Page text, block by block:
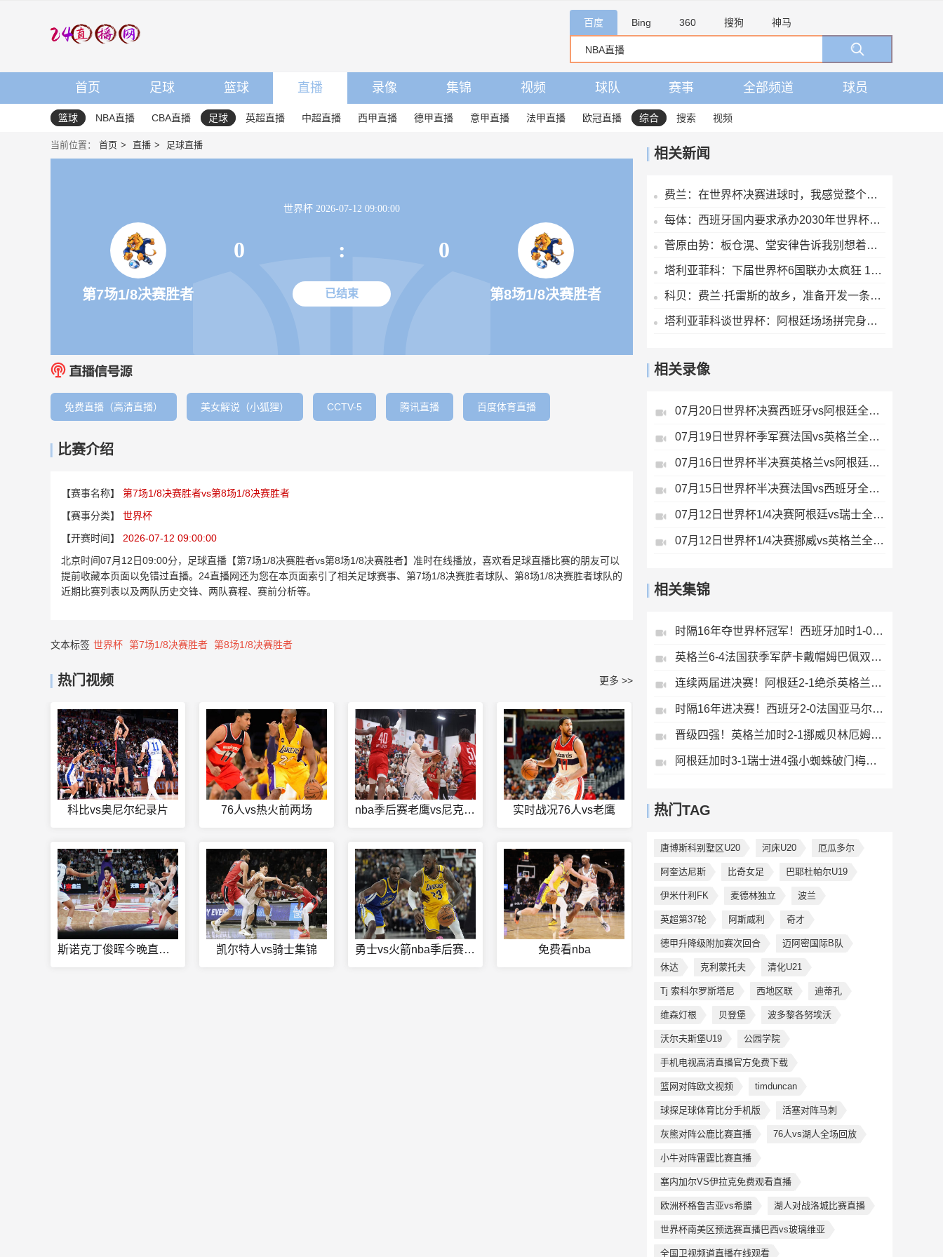
百度 Bing 360 搜狗 神马
首页 足球 篮球 直播 录像 集锦 视频 球队 赛事 全部频道 球员
篮球 NBA直播 CBA直播 足球 英超直播 中超直播 西甲直播 德甲直播 意甲直播 法甲直播 欧冠直播 综合 搜索 视频
当前位置： 首页 直播 足球直播
世界杯 2026-07-12 09:00:00
第7场1/8决赛胜者
0 : 0
已结束 第8场1/8决赛胜者
免费直播（高清直播） 美女解说（小狐狸） CCTV-5 腾讯直播 百度体育直播
比赛介绍
【赛事名称】
第7场1/8决赛胜者vs第8场1/8决赛胜者
【赛事分类】
世界杯
【开赛时间】
2026-07-12 09:00:00
北京时间07月12日09:00分，足球直播【第7场1/8决赛胜者vs第8场1/8决赛胜者】准时在线播放，喜欢看足球直播比赛的朋友可以
提前收藏本页面以免错过直播。24直播网还为您在本页面索引了相关足球赛事、第7场1/8决赛胜者球队、第8场1/8决赛胜者球队的
近期比赛列表以及两队历史交锋、两队赛程、赛前分析等。
文本标签 世界杯 第7场1/8决赛胜者 第8场1/8决赛胜者
热门视频 更多 >>
科比vs奥尼尔纪录片 76人vs热火前两场 nba季后赛老鹰vs尼克斯G2 实时战况76人vs老鹰
斯诺克丁俊晖今晚直播比赛 凯尔特人vs骑士集锦 勇士vs火箭nba季后赛g4 免费看nba
相关新闻
费兰：在世界杯决赛进球时，我感觉整个世界都静止了
每体：西班牙国内要求承办2030年世界杯决赛，等待国际足联会议
菅原由势：板仓滉、堂安律告诉我别想着个人表现，要为球队奔跑
塔利亚菲科：下届世界杯6国联办太疯狂 11/12月踢体能会更充沛
科贝：费兰·托雷斯的故乡，准备开发一条以他为主题的旅游线路
塔利亚菲科谈世界杯：阿根廷场场拼完身心俱疲，决赛场地状况很差
相关录像
07月20日世界杯决赛西班牙vs阿根廷全场录像
07月19日世界杯季军赛法国vs英格兰全场录像
07月16日世界杯半决赛英格兰vs阿根廷全场录像
07月15日世界杯半决赛法国vs西班牙全场录像
07月12日世界杯1/4决赛阿根廷vs瑞士全场录像
07月12日世界杯1/4决赛挪威vs英格兰全场录像
相关集锦
时隔16年夺世界杯冠军！西班牙加时1-0阿根廷费兰制胜恩佐染红
英格兰6-4法国获季军萨卡戴帽姆巴佩双响创纪录奥利塞2助+失良机
连续两届进决赛！阿根廷2-1绝杀英格兰劳塔罗恩佐破门梅西两助攻
时隔16年进决赛！西班牙2-0法国亚马尔造点奥亚萨瓦尔、波罗破门
晋级四强！英格兰加时2-1挪威贝林厄姆连场双响谢尔德鲁普破门
阿根廷加时3-1瑞士进4强小蜘蛛破门梅西助攻麦卡恩博洛假摔染红
热门TAG
唐博斯科别墅区U20 河床U20 厄瓜多尔
阿奎达尼斯 比奇女足 巴耶杜帕尔U19
伊米什利FK 麦德林独立 波兰
英超第37轮 阿斯威利 奇才
德甲升降级附加赛次回合 迈阿密国际B队
休达 克利蒙托夫 清化U21
Tj 索科尔罗斯塔尼 西地区联 迪蒂孔
维森灯根 贝登堡 波多黎各努埃沃
沃尔夫斯堡U19 公园学院
手机电视高清直播官方免费下载
篮网对阵欧文视频 timduncan
球探足球体育比分手机版 活塞对阵马刺
灰熊对阵公鹿比赛直播 76人vs湖人全场回放
小牛对阵雷霆比赛直播
塞内加尔VS伊拉克免费观看直播
欧洲杯格鲁吉亚vs希腊 湖人对战洛城比赛直播
世界杯南美区预选赛直播巴西vs玻璃维亚
全国卫视频道直播在线观看